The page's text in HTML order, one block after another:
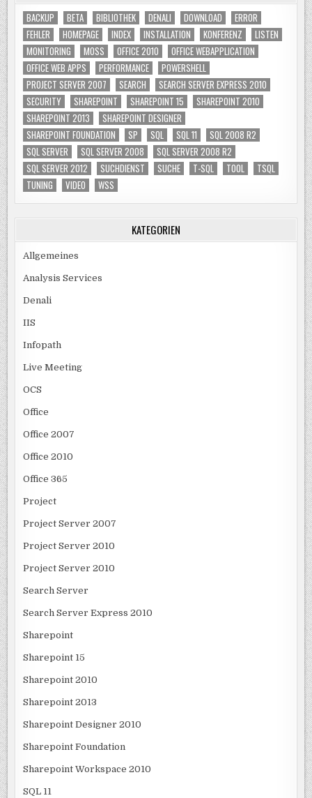
BACKUP BETA BIBLIOTHEK DENALI DOWNLOAD
ERROR
FEHLER
HOMEPAGE INDEX INSTALLATION KONFERENZ
LISTEN
MONITORING
MOSS OFFICE 2010
OFFICE WEBAPPLICATION
OFFICE WEB APPS
PERFORMANCE
POWERSHELL
PROJECT SERVER 2007
SEARCH
SEARCH SERVER EXPRESS 2010
SECURITY
SHAREPOINT SHAREPOINT 15
SHAREPOINT 2010
SHAREPOINT 2013
SHAREPOINT DESIGNER
SHAREPOINT FOUNDATION
SP SQL SQL 11
SQL 2008 R2
SQL SERVER
SQL SERVER 2008
SQL SERVER 2008 R2
SQL SERVER 2012
SUCHDIENST SUCHE T-SQL TOOL
TSQL
TUNING
VIDEO WSS
KATEGORIEN
Allgemeines
Analysis Services
Denali
IIS
Infopath
Live Meeting
OCS
Office
Office 2007
Office 2010
Office 365
Project
Project Server 2007
Project Server 2010
Project Server 2010
Search Server
Search Server Express 2010
Sharepoint
Sharepoint 15
Sharepoint 2010
Sharepoint 2013
Sharepoint Designer 2010
Sharepoint Foundation
Sharepoint Workspace 2010
SQL 11